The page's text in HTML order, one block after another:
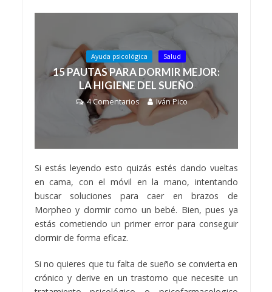
Ayuda psicológica Salud
15 PAUTAS PARA DORMIR MEJOR:
LA HIGIENE DEL SUEÑO
4 Comentarios Iván Pico
Si estás leyendo esto quizás estés dando vueltas
en cama, con el móvil en la mano, intentando
buscar soluciones para caer en brazos de
Morpheo y dormir como un bebé. Bien, pues ya
estás cometiendo un primer error para conseguir
dormir de forma eficaz.
Si no quieres que tu falta de sueño se convierta en
crónico y derive en un trastorno que necesite un